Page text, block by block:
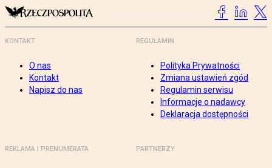
KONTAKT
O nas
Kontakt
Napisz do nas
REGULAMIN
Polityka Prywatności
Zmiana ustawień zgód
Regulamin serwisu
Informacje o nadawcy
Deklaracja dostępności
REKLAMA I PRENUMERATA PARTNERZY